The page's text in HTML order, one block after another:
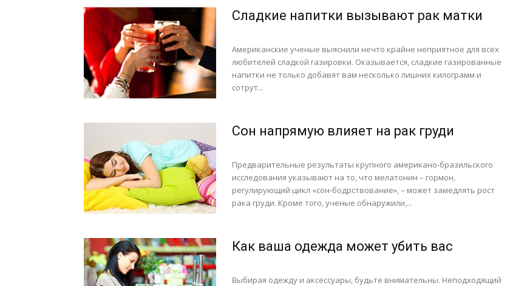
Сладкие напитки вызывают рак матки
Американские ученые выяснили нечто крайне неприятное для всех
любителей сладкой газировки. Оказывается, сладкие газированные
напитки не только добавят вам несколько лишних килограмм и
сотрут...
Сон напрямую влияет на рак груди
Предварительные результаты крупного американо-бразильского
исследования указывают на то, что мелатонин – гормон,
регулирующий цикл «сон-бодрствование», – может замедлять рост
рака груди. Кроме того, ученые обнаружили,...
Как ваша одежда может убить вас
Выбирая одежду и аксессуары, будьте внимательны. Неподходящий